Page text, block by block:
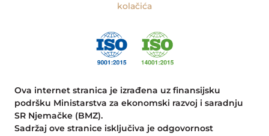
kolačića
Ova internet stranica je izrađena uz finansijsku
podršku Ministarstva za ekonomski razvoj i saradnju
SR Njemačke (BMZ).
Sadržaj ove stranice isključiva je odgovornost